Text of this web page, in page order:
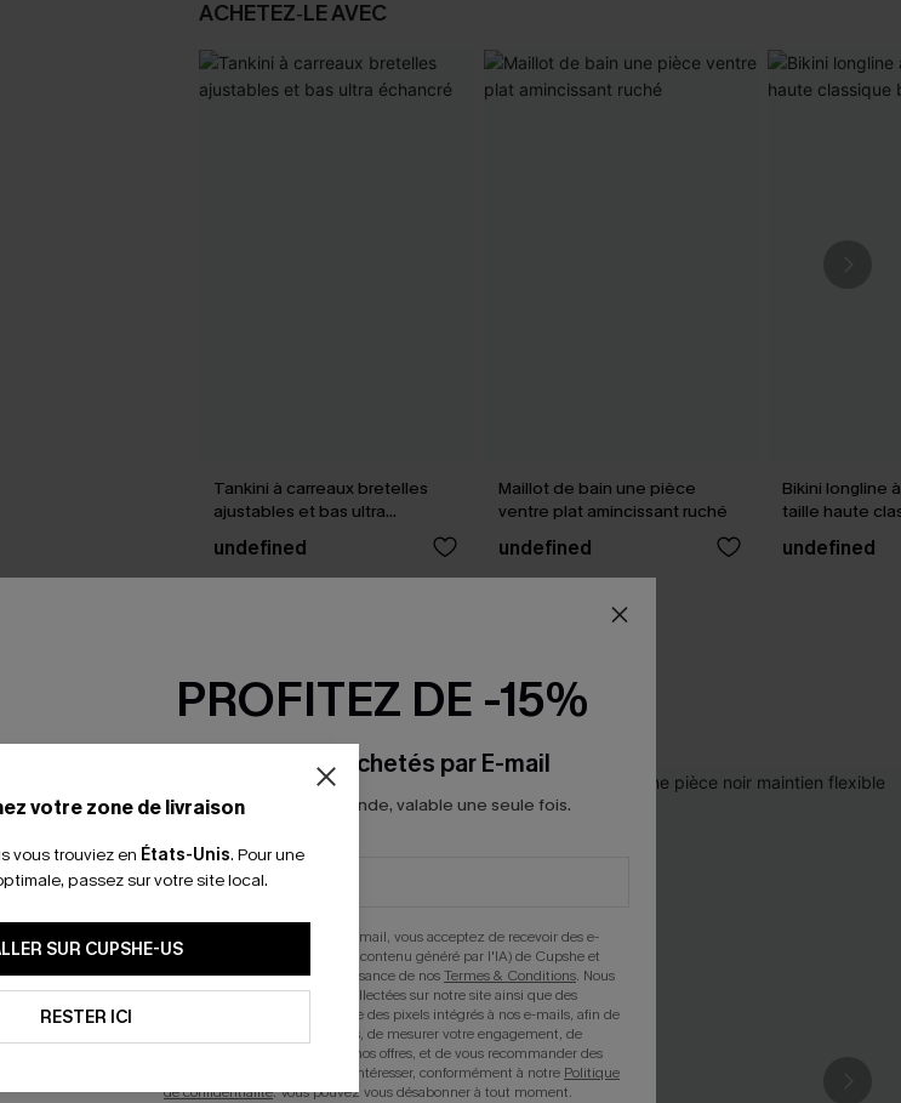
ACHETEZ‑LE AVEC
Tankini à carreaux bretelles
ajustables et bas ultra
échancré
undefined
Maillot de bain une pièce
ventre plat amincissant ruché
undefined
Bikini longline
taille haute
marine
undefined
votre zone de livraison
vous trouviez en États-Unis. Pour une
passez sur votre site local.
SUR CUPSHE-US
RESTER ICI
PROFITEZ DE -15%
-15% dès 2 Achetés par E-mail
*Un code par commande, valable une seule fois.
En soumettant votre adresse e-mail, vous acceptez de recevoir des e-
mails marketing (y compris du contenu généré par l'IA) de Cupshe et
reconnaissez avoir pris connaissance de nosTermes & Conditions. Nous
pouvons utiliser les données collectées sur notre site ainsi que des
technologies de suivi, telles que des pixels intégrés à nos e-mails, afin de
savoir si ceux-ci ont été ouverts, de mesurer votre engagement, de
personnaliser nos contenus et nos offres, et de vous recommander des
produits susceptibles de vous intéresser, conformément à notre Politique
de confidentialité. Vous pouvez vous désabonner à tout moment.